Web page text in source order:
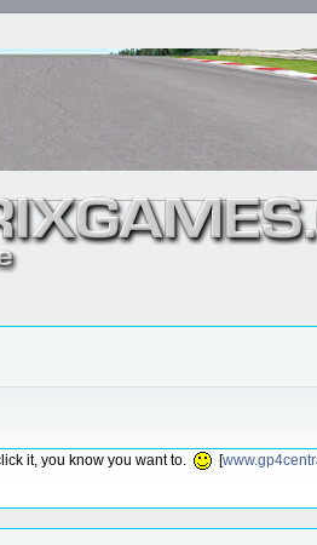
it, you know you want to. [